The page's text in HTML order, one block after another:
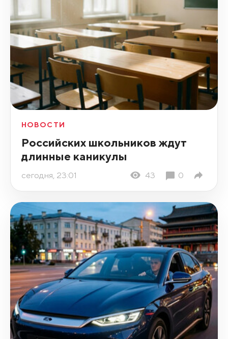
НОВОСТИ
Российских школьников ждут
длинные каникулы
сегодня, 23:01 43 0